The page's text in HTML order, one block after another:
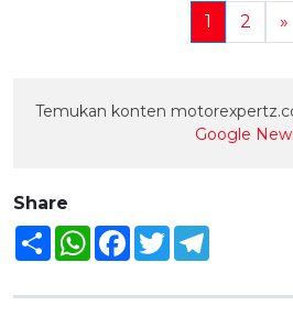
1 2 »
Temukan konten
Google
Share
Share WhatsAppFacebook
Twitter